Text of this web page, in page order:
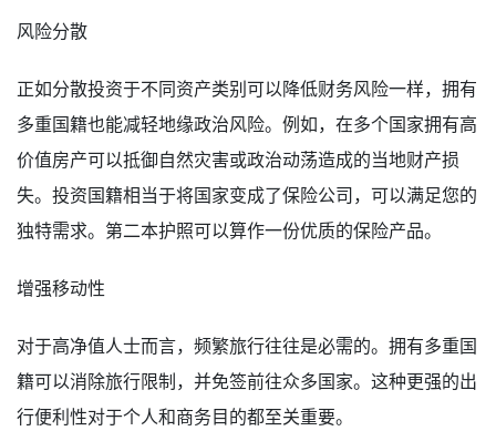
风险分散
正如分散投资于不同资产类别可以降低财务风险一样，拥有
多重国籍也能减轻地缘政治风险。例如，在多个国家拥有高
价值房产可以抵御自然灾害或政治动荡造成的当地财产损
失。投资国籍相当于将国家变成了保险公司，可以满足您的
独特需求。第二本护照可以算作一份优质的保险产品。
增强移动性
对于高净值人士而言，频繁旅行往往是必需的。拥有多重国
籍可以消除旅行限制，并免签前往众多国家。这种更强的出
行便利性对于个人和商务目的都至关重要。